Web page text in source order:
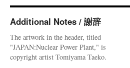
Additional Notes / 謝辞
The artwork in the header, titled
"JAPAN:Nuclear Power Plant," is
copyright artist Tomiyama Taeko.